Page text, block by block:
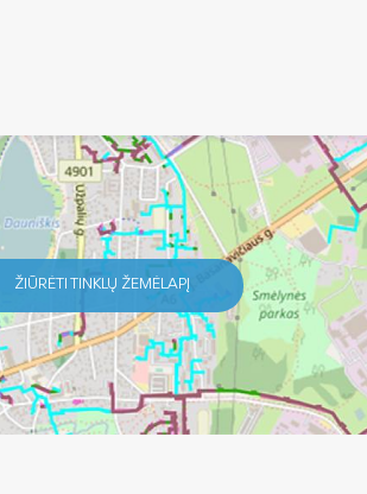
ŽIŪRĖTI TINKLŲ ŽEMĖLAPĮ